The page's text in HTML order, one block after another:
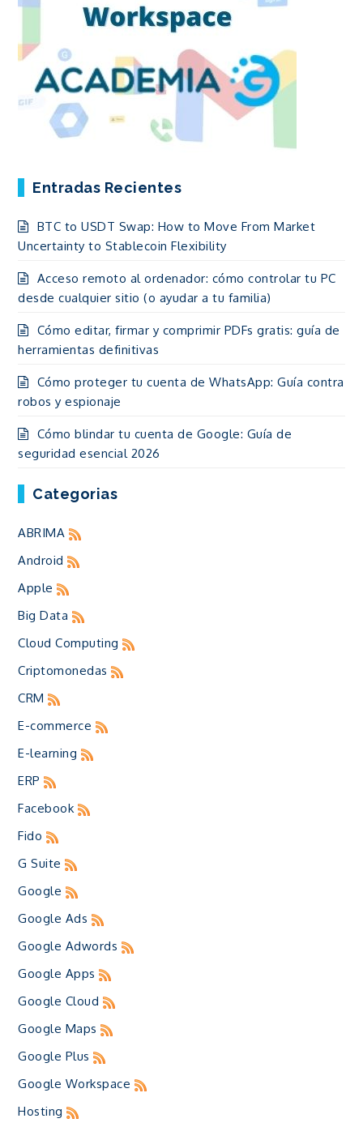
Entradas Recientes
BTC to USDT Swap: How to Move From Market
Uncertainty to Stablecoin Flexibility
Acceso remoto al ordenador: cómo controlar tu PC
desde cualquier sitio (o ayudar a tu familia)
Cómo editar, firmar y comprimir PDFs gratis: guía de
herramientas definitivas
Cómo proteger tu cuenta de WhatsApp: Guía contra
robos y espionaje
Cómo blindar tu cuenta de Google: Guía de
seguridad esencial 2026
Categorias
ABRIMA
Android
Apple
Big Data
Cloud Computing
Criptomonedas
CRM
E-commerce
E-learning
ERP
Facebook
Fido
G Suite
Google
Google Ads
Google Adwords
Google Apps
Google Cloud
Google Maps
Google Plus
Google Workspace
Hosting